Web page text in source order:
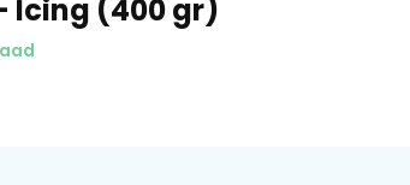
Icing (400 gr)